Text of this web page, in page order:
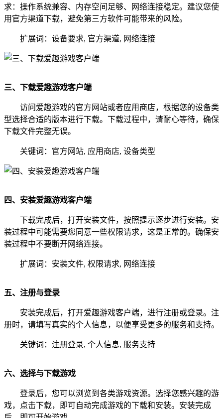
求：操作系统兼容、内存空间足够、网络连接稳定。建议您使
用官方渠道下载，避免第三方软件可能带来的风险。
扩展词：设备要求, 官方渠道, 网络连接
三、下载爱趣游戏客户端
访问爱趣游戏的官方网站或者应用商店，根据您的设备类
型选择合适的版本进行下载。下载过程中，请耐心等待，确保
下载文件完整无误。
关键词：官方网站, 应用商店, 设备类型
四、安装爱趣游戏客户端
下载完成后，打开安装文件，按照提示逐步进行安装。安
装过程中可能需要您同意一些权限请求，这是正常的。确保安
装过程中不要断开网络连接。
扩展词：安装文件, 权限请求, 网络连接
五、注册与登录
安装完成后，打开爱趣游戏客户端，进行注册或登录。注
册时，请填写真实的个人信息，以便享受更多的服务和支持。
关键词：注册登录, 个人信息, 服务支持
六、选择与下载游戏
登录后，您可以浏览到各类游戏资源。选择您感兴趣的游
戏，点击下载，即可自动完成游戏的下载和安装。安装完成